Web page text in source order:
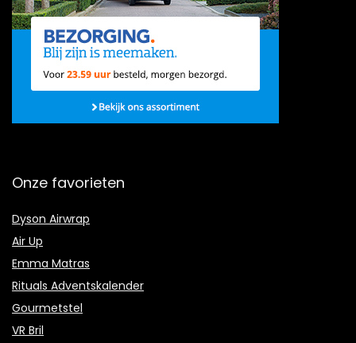
Onze favorieten
Dyson Airwrap
Air Up
Emma Matras
Rituals Adventskalender
Gourmetstel
VR Bril